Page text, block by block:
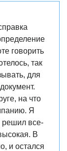
говорить
так
для
на что
Я
решил все-
В
и остался